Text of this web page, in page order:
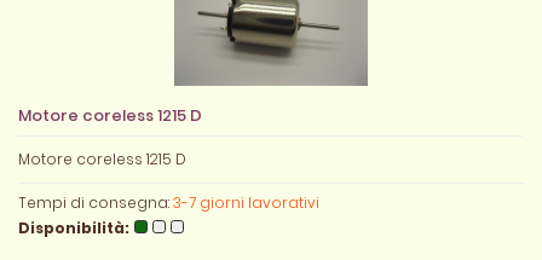
Motore coreless 1215 D
Motore coreless 1215 D
Tempi di consegna:3-7 giorni lavorativi
Disponibilità: